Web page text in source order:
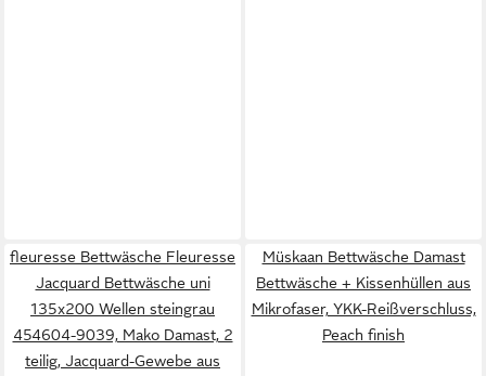
fleuresse Bettwäsche Fleuresse
Jacquard Bettwäsche uni
135x200 Wellen steingrau
454604-9039, Mako Damast, 2
teilig, Jacquard-Gewebe aus
Müskaan Bettwäsche Damast
Bettwäsche + Kissenhüllen aus
Mikrofaser, YKK-Reißverschluss,
Peach finish